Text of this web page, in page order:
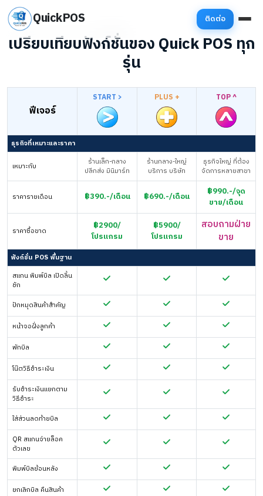
QuickPOS ติดต่อ
เปรียบเทียบฟังก์ชั่นของ Quick POS ทุก
รุ่น
ฟีเจอร์
START > PLUS + TOP ^
ธุรกิจที่เหมาะและราคา
เหมาะกับ
ร้านเล็ก-กลาง
ปลีกส่ง มินิมาร์ท
ร้านกลาง-ใหญ่
บริการ บริษัท
ธุรกิจใหญ่ ที่ต้อง
จัดการหลายสาขา
ราคารายเดือน ฿390.-/เดือน ฿690.-/เดือน
฿990.-/จุด
ขาย/เดือน
ราคาซื้อขาด
฿2900/
โปรแกรม
฿5900/
โปรแกรม
สอบถามฝ่าย
ขาย
ฟังก์ชั่น POS พื้นฐาน
สแกน พิมพ์บิล เปิดลิ้น
ชัก
ปักหมุดสินค้าสำคัญ
หน้าจอฝั่งลูกค้า
พักบิล
โน๊ตวิธีชำระเงิน
รับชำระเงินแยกตาม
วิธีชำระ
ใส่ส่วนลดท้ายบิล
QR สแกนจ่ายล็อค
ตัวเลข
พิมพ์บิลย้อนหลัง
ยกเลิกบิล คืนสินค้า